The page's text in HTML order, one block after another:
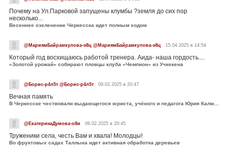
Почему на Ул.Парковой запущены клумбы ?земля до сих пор
несколько...
Весеннее озеленение Черкесска идет полным ходом
@МариямБайрамкулова-э8ц @МариямБайрамкулова-э8ц 15.04.2025 в 14:54
Который год восхищаюсь работой тренера. Аида- наша гордость....
«Золотой урожай» собирают пловцы клуба «Чемпион» из Учкекена
@Борис-р4л5т @Борис-р4л5т 09.02.2025 в 20:47
Вечная память
В Черкесске чествовали выдающегося юриста, учёного и педагога Юрия Калмыкова
@ЕкатеринаДумова-о8и 09.02.2025 в 20:45
Труженики села, честь Вам и хвала! Молодцы!
Во фруктовых садах Таллыка идет активная обработка деревьев